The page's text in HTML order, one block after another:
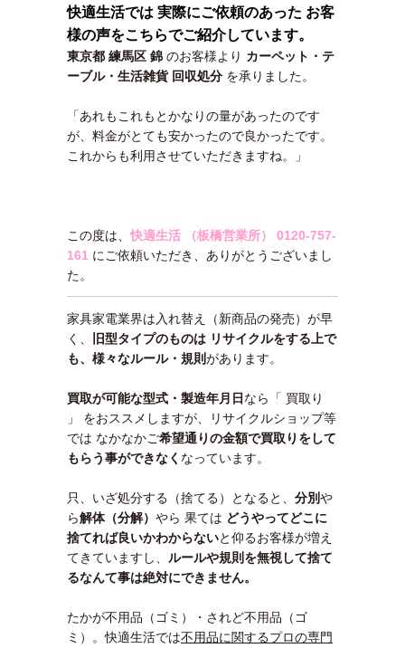
快適生活では 実際にご依頼のあった お客
様の声をこちらでご紹介しています。
東京都 練馬区 錦 のお客様より カーペット・テ
ーブル・生活雑貨 回収処分 を承りました。
「あれもこれもとかなりの量があったのです
が、料金がとても安かったので良かったです。
これからも利用させていただきますね。」
この度は、快適生活 （板橋営業所）
0120-757-
161 にご依頼いただき、ありがとうございまし
た。
家具家電業界は入れ替え（新商品の発売）が早
く、
旧型タイプのものは リサイクルをする上で
も、様々なルール・規則があります。
買取が可能な型式・製造年月日 なら「 買取り
」 をおススメしますが、リサイクルショップ等
では なかなかご希望通りの金額で買取りをして
もらう事ができなく なっています。
只、いざ処分する（捨てる）となると、 分別や
ら解体（分解） やら 果ては どうやってどこに
捨てれば良いかわからないと仰るお客様が増え
てきていますし、 ルールや規則を無視して捨て
るなんて事は絶対にできません。
たかが不用品（ゴミ）・されど不用品（ゴ
ミ）。快適生活では不用品に関するプロの専門